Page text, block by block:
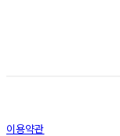
이용약관